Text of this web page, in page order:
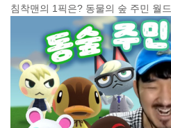
침착맨의 1픽은? 동물의 숲 주민 월